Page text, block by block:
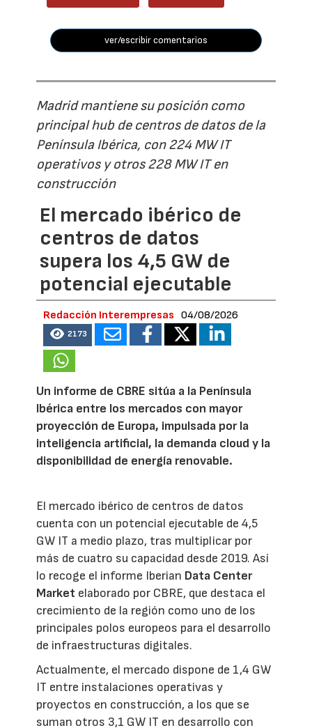
ver/escribir comentarios
Madrid mantiene su posición como
principal hub de centros de datos de la
Península Ibérica, con 224 MW IT
operativos y otros 228 MW IT en
construcción
El mercado ibérico de
centros de datos
supera los 4,5 GW de
potencial ejecutable
Redacción Interempresas 04/08/2026
2173
Un informe de CBRE sitúa a la Península
Ibérica entre los mercados con mayor
proyección de Europa, impulsada por la
inteligencia artificial, la demanda cloud y la
disponibilidad de energía renovable.
El mercado ibérico de centros de datos
cuenta con un potencial ejecutable de 4,5
GW IT a medio plazo, tras multiplicar por
más de cuatro su capacidad desde 2019. Así
lo recoge el informe Iberian Data Center
Market elaborado por CBRE, que destaca el
crecimiento de la región como uno de los
principales polos europeos para el desarrollo
de infraestructuras digitales.
Actualmente, el mercado dispone de 1,4 GW
IT entre instalaciones operativas y
proyectos en construcción, a los que se
suman otros 3,1 GW IT en desarrollo con